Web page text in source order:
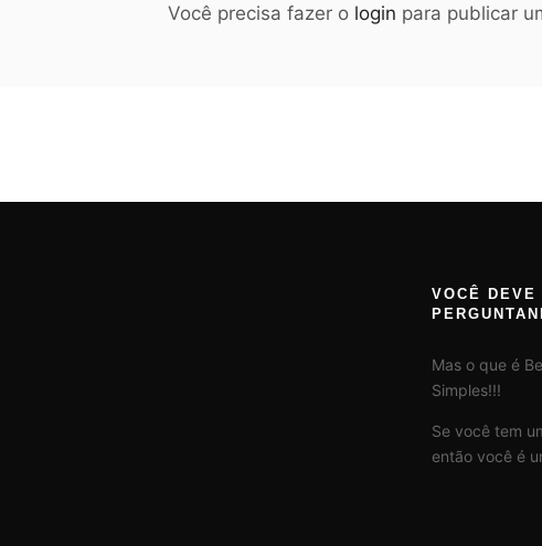
Você precisa fazer o login para publicar
VOCÊ DEVE
Mas o que é
Simples!!!
Se você tem
então você é